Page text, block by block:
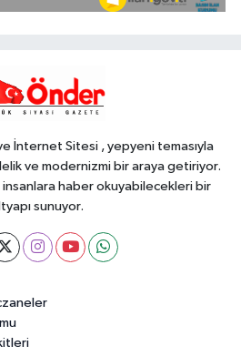
boyuta taşınıyor
İnternet Sitesi , yepyeni temasıyla
ve modernizmi bir araya getiriyor.
insanlara haber okuyabilecekleri bir
sunuyor.